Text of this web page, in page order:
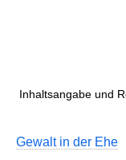
Inhaltsangabe und
Gewalt in der Ehe